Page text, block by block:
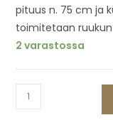
pituus n. 75 cm ja
toimitetaan ruukun
2 varastossa